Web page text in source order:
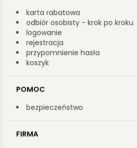
karta rabatowa
odbiór osobisty - krok po kroku
logowanie
rejestracja
przypomnienie hasła
koszyk
POMOC
bezpieczeństwo
FIRMA